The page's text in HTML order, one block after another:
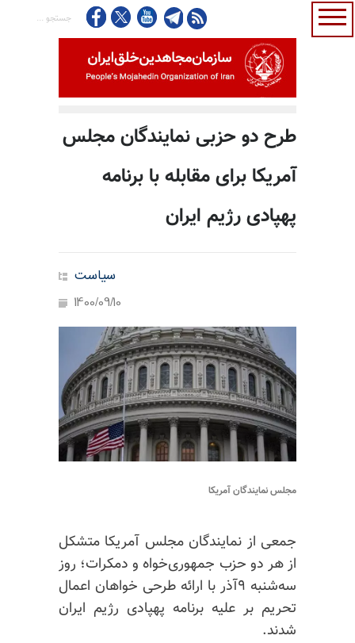
طرح دو حزبی نمایندگان مجلس
آمریکا برای مقابله با برنامه
پهپادی رژیم ایران
سیاست
1400/09/10
مجلس نمایندگان آمریکا
جمعی از نمایندگان مجلس آمریکا متشکل
از هر دو حزب جمهوری‌خواه و دمکرات؛ روز
سه‌شنبه ۹آذر با ارائه طرحی خواهان اعمال
تحریم بر علیه برنامه پهپادی رژیم ایران
شدند.